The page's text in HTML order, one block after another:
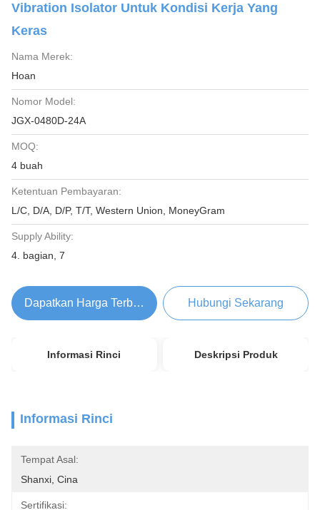
Vibration Isolator Untuk Kondisi Kerja Yang
Keras
Nama Merek:
Hoan
Nomor Model:
JGX-0480D-24A
MOQ:
4 buah
Ketentuan Pembayaran:
L/C, D/A, D/P, T/T, Western Union, MoneyGram
Supply Ability:
4. bagian, 7
Dapatkan Harga Terbaik Hubungi Sekarang
Informasi Rinci Deskripsi Produk
Informasi Rinci
Tempat Asal:
Shanxi, Cina
Sertifikasi: